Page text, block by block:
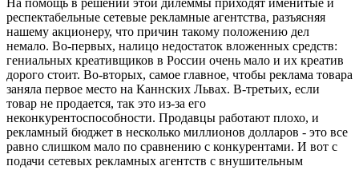
респектабельные сетевые рекламные агентства, разъясняя
нашему акционеру, что причин такому положению дел
немало. Во-первых, налицо недостаток вложенных средств:
гениальных креативщиков в России очень мало и их креатив
дорого стоит. Во-вторых, самое главное, чтобы реклама товара
заняла первое место на Каннских Львах. В-третьих, если
товар не продается, так это из-за его
неконкурентоспособности. Продавцы работают плохо, и
рекламный бюджет в несколько миллионов долларов - это все
равно слишком мало по сравнению с конкурентами. И вот с
подачи сетевых рекламных агентств с внушительным